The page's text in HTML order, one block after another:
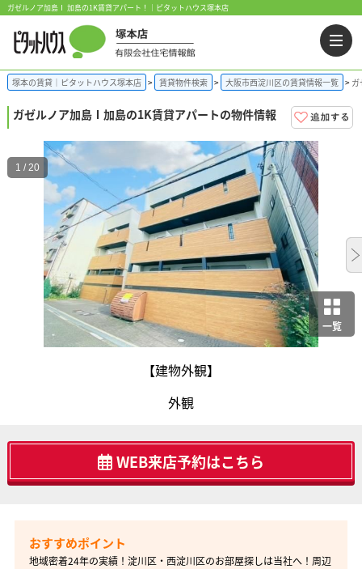
ガゼルノア加島Ⅰ 加島の1K賃貸アパート！｜ピタットハウス塚本店
塚本の賃貸｜ピタットハウス塚本店 賃貸物件検索 大阪市西淀川区の賃貸情報一覧
ガゼルノア加島Ⅰ 加島の1K賃貸アパートの物件情報
一覧
【建物外観】
外観
1 / 20
WEB来店予約はこちら
地域密着24年の実績！淀川区・西淀川区のお部屋探しは当社へ！周辺